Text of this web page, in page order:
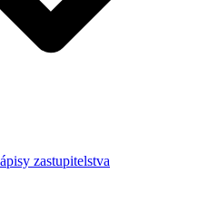
zastupitelstva